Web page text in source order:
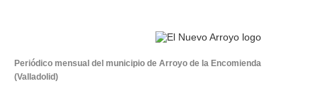
Periódico mensual del municipio de Arroyo de la Encomienda
(Valladolid)